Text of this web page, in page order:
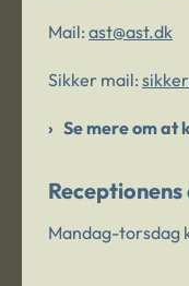
Mail: ast@ast.dk
Sikker mail:
Se mere om at
Mandag-torsdag